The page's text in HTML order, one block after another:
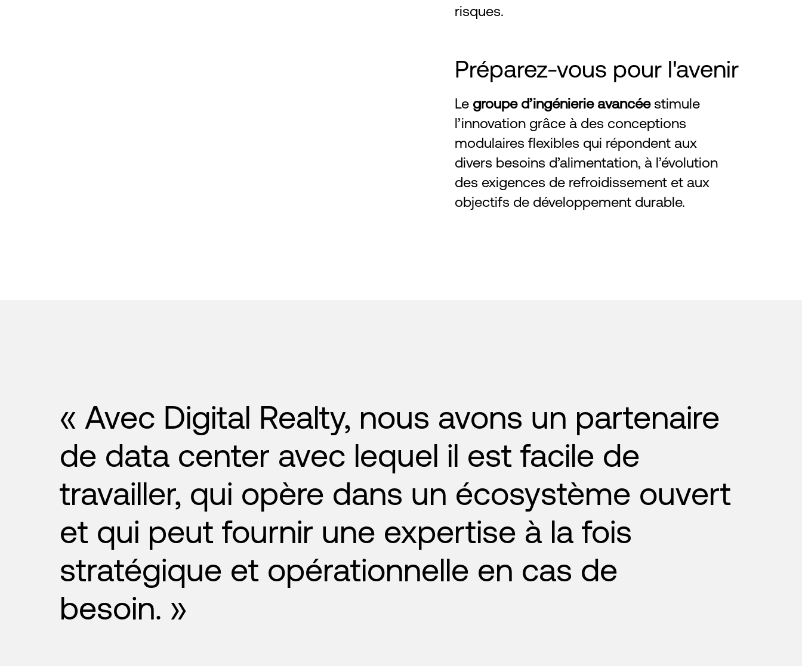
risques.
Préparez-vous pour l'avenir
Le groupe d’ingénierie avancéestimule
l’innovation grâce à des conceptions
modulaires flexibles qui répondent aux
divers besoins d’alimentation, à l’évolution
des exigences de refroidissement et aux
objectifs de développement durable.
« Avec Digital Realty, nous avons un partenaire
de data center avec lequel il est facile de
travailler, qui opère dans un écosystème ouvert
et qui peut fournir une expertise à la fois
stratégique et opérationnelle en cas de
besoin. »